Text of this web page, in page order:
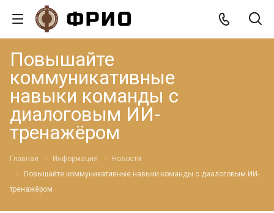
Повышайте
коммуникативные
навыки команды с
диалоговым ИИ-
тренажёром
Главная Информация
Новости
Повышайте коммуникативные навыки команды с диалоговым ИИ-
тренажёром